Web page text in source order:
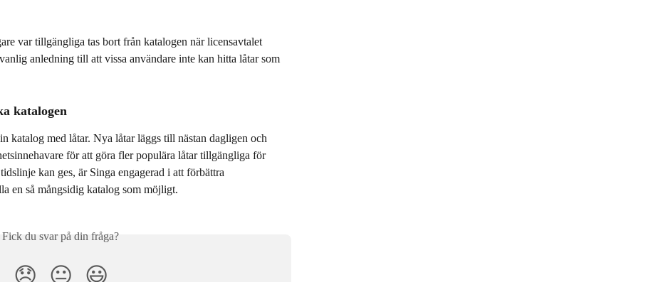
var tillgängliga tas bort från katalogen när licensavtalet
anledning till att vissa användare inte kan hitta låtar som
katalogen
katalog med låtar. Nya låtar läggs till nästan dagligen och
för att göra fler populära låtar tillgängliga för
kan ges, är Singa engagerad i att förbättra
en så mångsidig katalog som möjligt.
Fick du svar på din fråga?
😞 😐 😃